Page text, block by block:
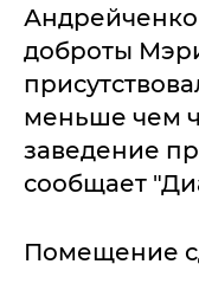
доброты
меньше чем
заведение
сообщает
Помещение